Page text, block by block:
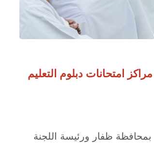
امتحانات دبلوم التعليم
بمحافظة ظفار ورئيسة اللجنة